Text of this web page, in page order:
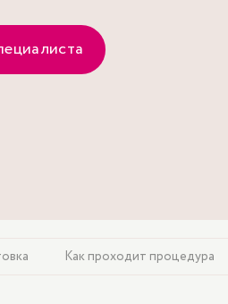
Как проходит процедура